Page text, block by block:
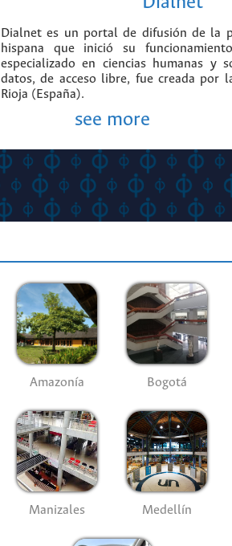
Dialnet es un portal de difusión de la
hispana que inició su
especializado en ciencias humanas y
datos, de acceso libre, fue creada por
Rioja (España).
see more
Amazonía Bogotá
Manizales Medellín